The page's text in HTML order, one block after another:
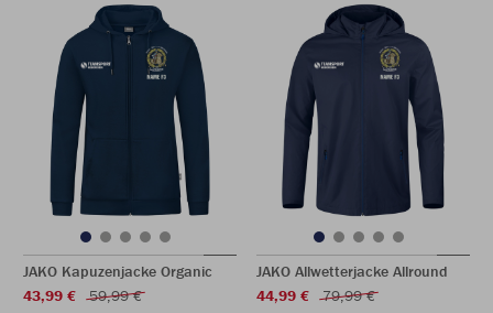
JAKO Kapuzenjacke Organic
43,99 €
59,99 €
JAKO Allwetterjacke Allround
44,99 €
79,99 €